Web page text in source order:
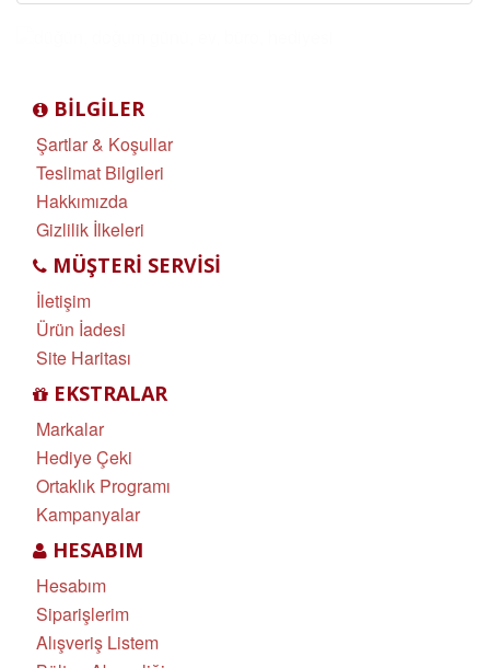
BILGILER
Şartlar & Koşullar
Teslimat Bilgileri
Hakkımızda
Gizlilik İlkeleri
MÜŞTERI SERVISI
İletişim
Ürün İadesi
Site Haritası
EKSTRALAR
Markalar
Hediye Çeki
Ortaklık Programı
Kampanyalar
HESABIM
Hesabım
Siparişlerim
Alışveriş Listem